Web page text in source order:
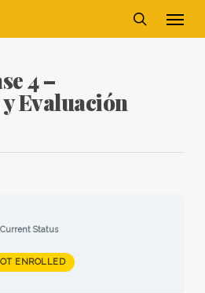
search
4 –
Evaluación
Current Status
ENROLLED